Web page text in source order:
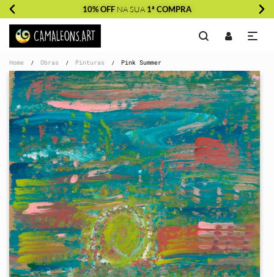
10% OFF NA SUA 1ª COMPRA
Home / Obras / Pinturas / Pink Summer